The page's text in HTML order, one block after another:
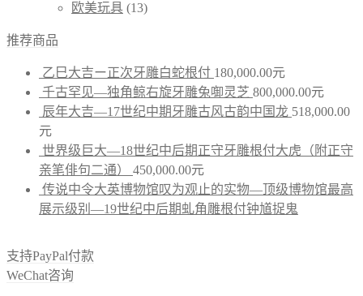
欧美玩具 (13)
推荐商品
乙巳大吉ー正次牙雕白蛇根付 180,000.00元
千古罕见—独角鲸右旋牙雕兔啣灵芝 800,000.00元
辰年大吉—17世纪中期牙雕古风古韵中国龙 518,000.00
元
世界级巨大—18世纪中后期正守牙雕根付大虎（附正守
亲笔俳句二通）
450,000.00元
传说中令大英博物馆叹为观止的实物—顶级博物馆最高
展示级别—19世纪中后期虬角雕根付钟馗捉鬼
支持PayPal付款
WeChat咨询